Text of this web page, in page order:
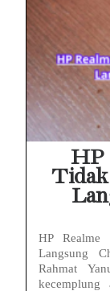
HP
HP
Langsung
Rahmat